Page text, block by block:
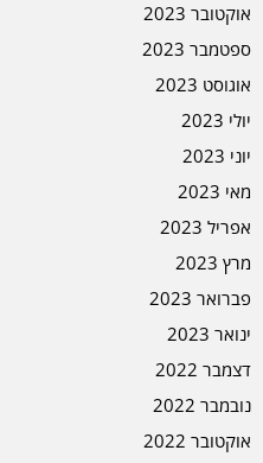
אוקטובר 2023
ספטמבר 2023
אוגוסט 2023
יולי 2023
יוני 2023
מאי 2023
אפריל 2023
מרץ 2023
פברואר 2023
ינואר 2023
דצמבר 2022
נובמבר 2022
אוקטובר 2022